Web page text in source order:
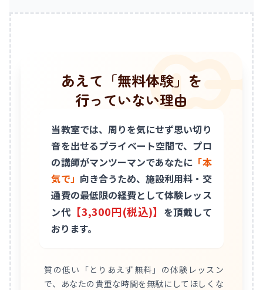
あえて「無料体験」を
行っていない理由
当教室では、周りを気にせず思い切り
音を出せるプライベート空間で、プロ
の講師がマンツーマンであなたに 「本
気で」 向き合うため、施設利用料・交
通費の最低限の経費として体験レッス
ン代 【3,300円(税込)】 を頂戴して
おります。
質の低い「とりあえず無料」の体験レッスン
で、あなたの貴重な時間を無駄にしてほしくな